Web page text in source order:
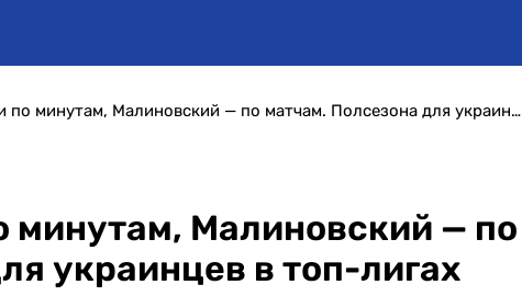
Зинченко впереди по минутам, Малиновский — по матчам. Полсезона для украинцев в топ-лигах
минутам, Малиновский — по
украинцев в топ-лигах